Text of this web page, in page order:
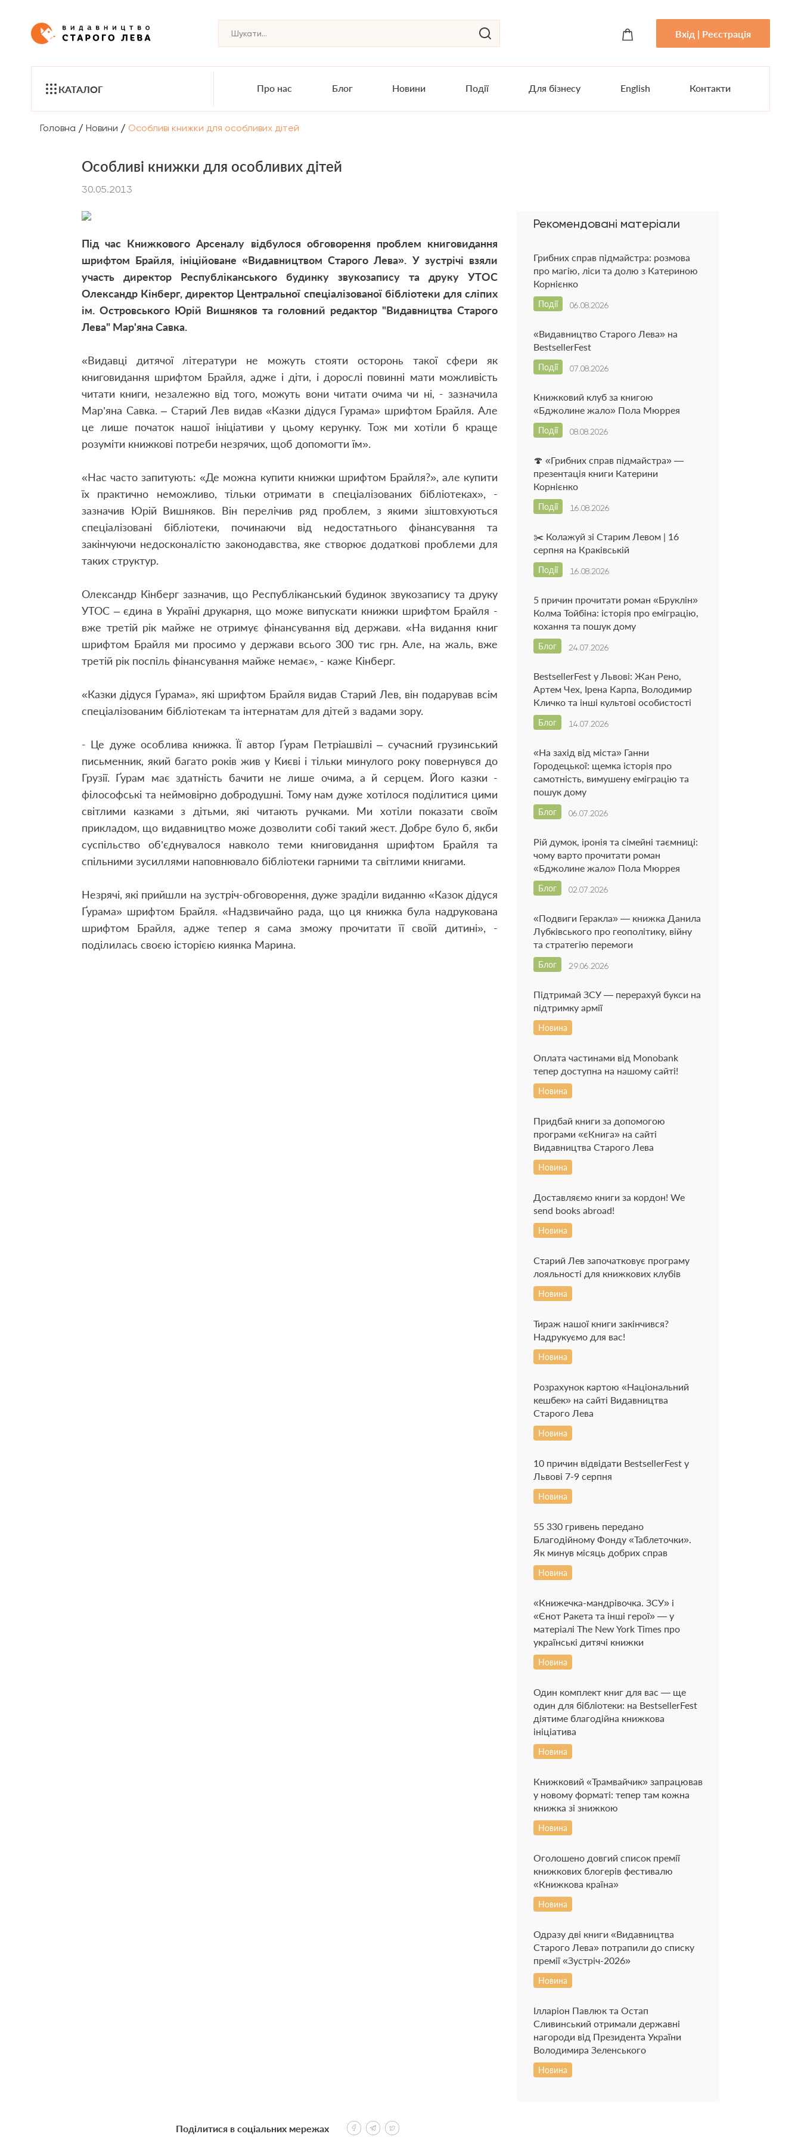
Вхід | Реєстрація
КАТАЛОГ Про нас Блог Новини Події Для бізнесу English Контакти
Головна / Новини / Особливі книжки для особливих дітей
Особливі книжки для особливих дітей
30.05.2013
Під час Книжкового Арсеналу відбулося обговорення проблем книговидання
шрифтом Брайля, ініційоване «Видавництвом Старого Лева». У зустрічі взяли
участь директор Республіканського будинку звукозапису та друку УТОС
Олександр Кінберг, директор Центральної спеціалізованої бібліотеки для сліпих
ім. Островського Юрій Вишняков та головний редактор "Видавництва Старого
Лева" Мар'яна Савка.
«Видавці дитячої літератури не можуть стояти осторонь такої сфери як
книговидання шрифтом Брайля, адже і діти, і дорослі повинні мати можливість
читати книги, незалежно від того, можуть вони читати очима чи ні, - зазначила
Мар’яна Савка. – Старий Лев видав «Казки дідуся Гурама» шрифтом Брайля. Але
це лише початок нашої ініціативи у цьому керунку. Тож ми хотіли б краще
розуміти книжкові потреби незрячих, щоб допомогти їм».
«Нас часто запитують: «Де можна купити книжки шрифтом Брайля?», але купити
їх практично неможливо, тільки отримати в спеціалізованих бібліотеках», -
зазначив Юрій Вишняков. Він перелічив ряд проблем, з якими зіштовхуються
спеціалізовані бібліотеки, починаючи від недостатнього фінансування та
закінчуючи недосконалістю законодавства, яке створює додаткові проблеми для
таких структур.
Олександр Кінберг зазначив, що Республіканський будинок звукозапису та друку
УТОС – єдина в Україні друкарня, що може випускати книжки шрифтом Брайля -
вже третій рік майже не отримує фінансування від держави. «На видання книг
шрифтом Брайля ми просимо у держави всього 300 тис грн. Але, на жаль, вже
третій рік поспіль фінансування майже немає», - каже Кінберг.
«Казки дідуся Ґурама», які шрифтом Брайля видав Старий Лев, він подарував всім
спеціалізованим бібліотекам та інтернатам для дітей з вадами зору.
- Це дуже особлива книжка. Її автор Ґурам Петріашвілі – сучасний грузинський
письменник, який багато років жив у Києві і тільки минулого року повернувся до
Грузії. Ґурам має здатність бачити не лише очима, а й серцем. Його казки -
філософські та неймовірно добродушні. Тому нам дуже хотілося поділитися цими
світлими казками з дітьми, які читають ручками. Ми хотіли показати своїм
прикладом, що видавництво може дозволити собі такий жест. Добре було б, якби
суспільство об’єднувалося навколо теми книговидання шрифтом Брайля та
спільними зусиллями наповнювало бібліотеки гарними та світлими книгами.
Незрячі, які прийшли на зустріч-обговорення, дуже зраділи виданню «Казок дідуся
Ґурама» шрифтом Брайля. «Надзвичайно рада, що ця книжка була надрукована
шрифтом Брайля, адже тепер я сама зможу прочитати її своїй дитині», -
поділилась своєю історією киянка Марина.
Рекомендовані матеріали
Грибних справ підмайстра: розмова
про магію, ліси та долю з Катериною
Корнієнко
06.08.2026
Події
«Видавництво Старого Лева» на
BestsellerFest
07.08.2026
Події
Книжковий клуб за книгою
«Бджолине жало» Пола Мюррея
08.08.2026
Події
🍄 «Грибних справ підмайстра» —
презентація книги Катерини
Корнієнко
16.08.2026
Події
✂️ Колажуй зі Старим Левом | 16
серпня на Краківській
16.08.2026
Події
5 причин прочитати роман «Бруклін»
Колма Тойбіна: історія про еміграцію,
кохання та пошук дому
24.07.2026
Блог
BestsellerFest у Львові: Жан Рено,
Артем Чех, Ірена Карпа, Володимир
Кличко та інші культові особистості
14.07.2026
Блог
«На захід від міста» Ганни
Городецької: щемка історія про
самотність, вимушену еміграцію та
пошук дому
06.07.2026
Блог
Рій думок, іронія та сімейні таємниці:
чому варто прочитати роман
«Бджолине жало» Пола Мюррея
02.07.2026
Блог
«Подвиги Геракла» — книжка Данила
Лубківського про геополітику, війну
та стратегію перемоги
29.06.2026
Блог
Підтримай ЗСУ — перерахуй букси на
підтримку армії
Новина
Оплата частинами від Monobank
тепер доступна на нашому сайті!
Новина
Придбай книги за допомогою
програми «єКнига» на сайті
Видавництва Старого Лева
Новина
Доставляємо книги за кордон! We
send books abroad!
Новина
Старий Лев започатковує програму
лояльності для книжкових клубів
Новина
Тираж нашої книги закінчився?
Надрукуємо для вас!
Новина
Розрахунок картою «Національний
кешбек» на сайті Видавництва
Старого Лева
Новина
10 причин відвідати BestsellerFest у
Львові 7-9 серпня
Новина
55 330 гривень передано
Благодійному Фонду «Таблеточки».
Як минув місяць добрих справ
Новина
«Книжечка-мандрівочка. ЗСУ» і
«Єнот Ракета та інші герої» — у
матеріалі The New York Times про
українські дитячі книжки
Новина
Один комплект книг для вас — ще
один для бібліотеки: на BestsellerFest
діятиме благодійна книжкова
ініціатива
Новина
Книжковий «Трамвайчик» запрацював
у новому форматі: тепер там кожна
книжка зі знижкою
Новина
Оголошено довгий список премії
книжкових блогерів фестивалю
«Книжкова країна»
Новина
Одразу дві книги «Видавництва
Старого Лева» потрапили до списку
премії «Зустріч-2026»
Новина
Ілларіон Павлюк та Остап
Сливинський отримали державні
нагороди від Президента України
Володимира Зеленського
Новина
Поділитися в соціальних мережах